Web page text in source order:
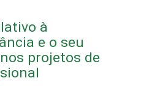
à
e o seu
projetos de